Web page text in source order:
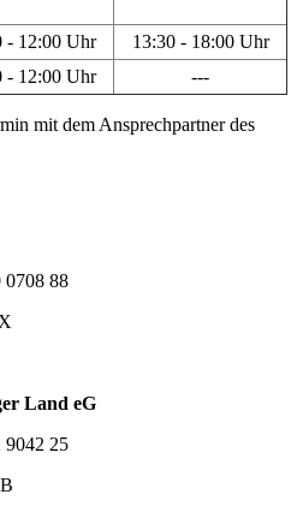
- 12:00 Uhr
13:30 - 18:00 Uhr
- 12:00 Uhr ---
mit dem Ansprechpartner des
88
Land eG
25